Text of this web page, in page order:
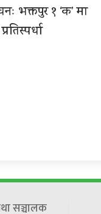
भक्तपुर १ ‘क’ मा
सञ्चालक